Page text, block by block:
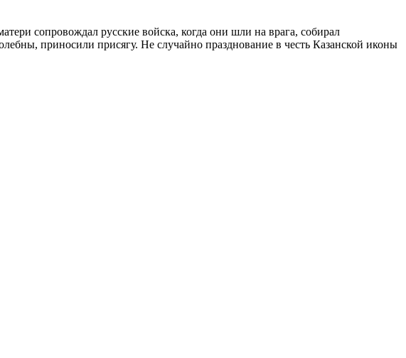
сопровождал русские войска, когда они шли на врага, собирал
приносили присягу. Не случайно празднование в честь Казанской иконы